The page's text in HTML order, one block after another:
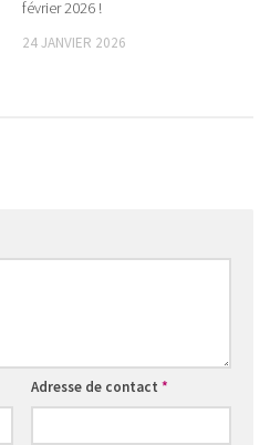
février 2026 !
24 JANVIER 2026
Adresse de contact *